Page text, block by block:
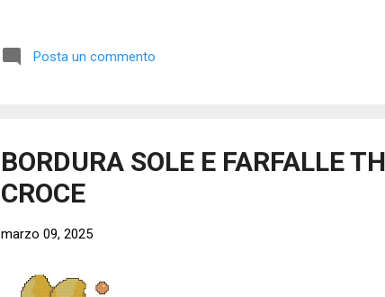
Posta un commento
BORDURA SOLE E FARFALLE
CROCE
marzo 09, 2025